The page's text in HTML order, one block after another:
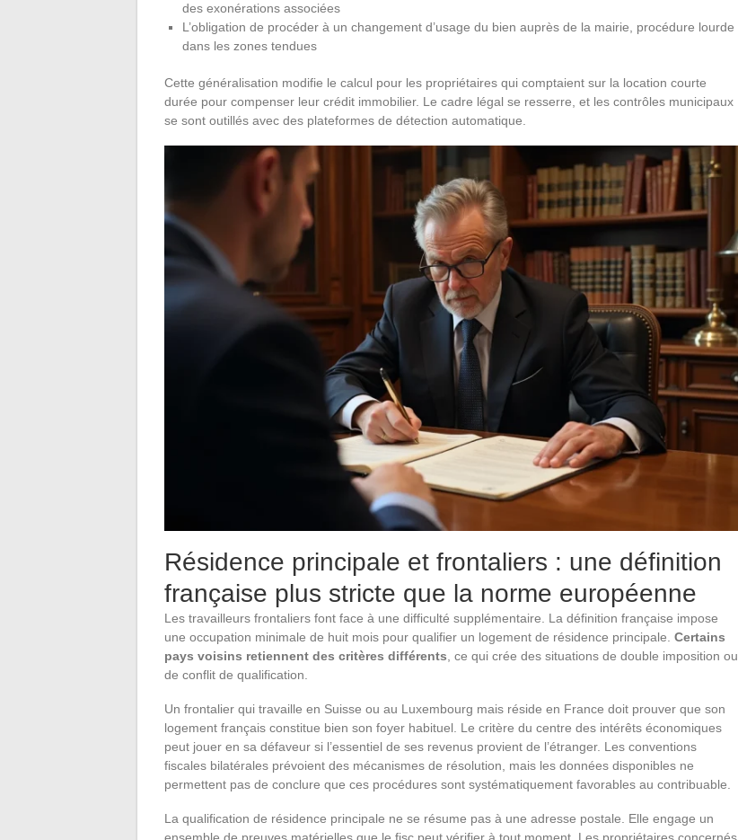
des exonérations associées
L’obligation de procéder à un changement d’usage du bien auprès de la mairie, procédure lourde
dans les zones tendues
Cette généralisation modifie le calcul pour les propriétaires qui comptaient sur la location courte
durée pour compenser leur crédit immobilier. Le cadre légal se resserre, et les contrôles municipaux
se sont outillés avec des plateformes de détection automatique.
Résidence principale et frontaliers : une définition
française plus stricte que la norme européenne
Les travailleurs frontaliers font face à une difficulté supplémentaire. La définition française impose
une occupation minimale de huit mois pour qualifier un logement de résidence principale. Certains
pays voisins retiennent des critères différents , ce qui crée des situations de double imposition ou
de conflit de qualification.
Un frontalier qui travaille en Suisse ou au Luxembourg mais réside en France doit prouver que son
logement français constitue bien son foyer habituel. Le critère du centre des intérêts économiques
peut jouer en sa défaveur si l’essentiel de ses revenus provient de l’étranger. Les conventions
fiscales bilatérales prévoient des mécanismes de résolution, mais les données disponibles ne
permettent pas de conclure que ces procédures sont systématiquement favorables au contribuable.
La qualification de résidence principale ne se résume pas à une adresse postale. Elle engage un
ensemble de preuves matérielles que le fisc peut vérifier à tout moment. Les propriétaires concernés